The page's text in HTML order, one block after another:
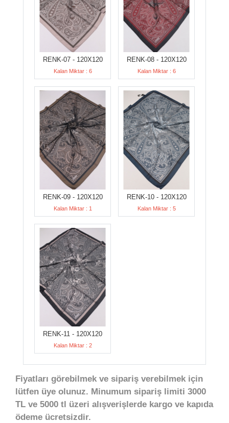
RENK-07 - 120X120
Kalan Miktar : 6
RENK-08 - 120X120
Kalan Miktar : 6
RENK-09 - 120X120
Kalan Miktar : 1
RENK-10 - 120X120
Kalan Miktar : 5
RENK-11 - 120X120
Kalan Miktar : 2
Fiyatları görebilmek ve sipariş verebilmek için
lütfen üye olunuz. Minumum sipariş limiti 3000
TL ve 5000 tl üzeri alışverişlerde kargo ve kapıda
ödeme ücretsizdir.